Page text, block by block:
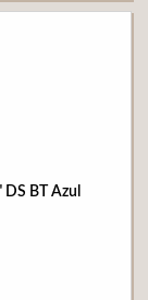
BT Azul